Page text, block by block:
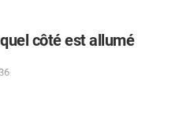
côté est allumé